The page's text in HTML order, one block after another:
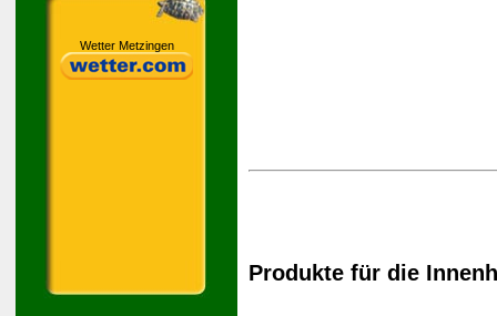
Wetter Metzingen
Produkte für die